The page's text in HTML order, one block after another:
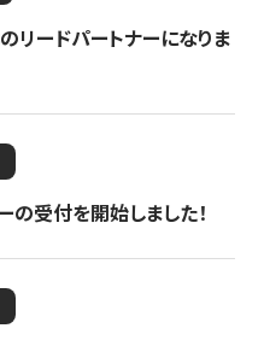
リードパートナーになりま
受付を開始しました！